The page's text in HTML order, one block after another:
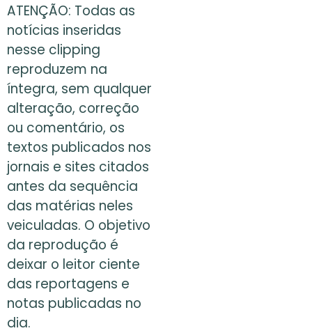
ATENÇÃO: Todas as
notícias inseridas
nesse clipping
reproduzem na
íntegra, sem qualquer
alteração, correção
ou comentário, os
textos publicados nos
jornais e sites citados
antes da sequência
das matérias neles
veiculadas. O objetivo
da reprodução é
deixar o leitor ciente
das reportagens e
notas publicadas no
dia.